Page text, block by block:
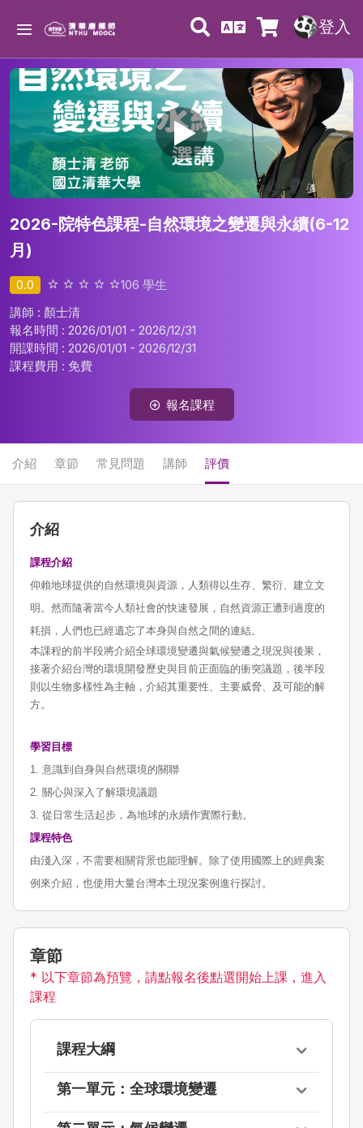
登入
2026-院特色課程-自然環境之變遷與永續(6-12
月)
0.0 106 學生
講師 : 顏士清
報名時間 : 2026/01/01 - 2026/12/31
開課時間 : 2026/01/01 - 2026/12/31
課程費用 : 免費
報名課程
介紹 章節 常見問題 講師 評價
介紹
課程介紹
仰賴地球提供的自然環境與資源，人類得以生存、繁衍、建立文
明。然而隨著當今人類社會的快速發展，自然資源正遭到過度的
耗損，人們也已經遺忘了本身與自然之間的連結。
本課程的前半段將介紹全球環境變遷與氣候變遷之現況與後果，
接著介紹台灣的環境開發歷史與目前正面臨的衝突議題，後半段
則以生物多樣性為主軸，介紹其重要性、主要威脅、及可能的解
方。
學習目標
1. 意識到自身與自然環境的關聯
2. 關心與深入了解環境議題
3. 從日常生活起步，為地球的永續作實際行動。
課程特色
由淺入深，不需要相關背景也能理解。除了使用國際上的經典案
例來介紹，也使用大量台灣本土現況案例進行探討。
章節
* 以下章節為預覽，請點報名後點選開始上課，進入
課程
課程大綱
第一單元：全球環境變遷